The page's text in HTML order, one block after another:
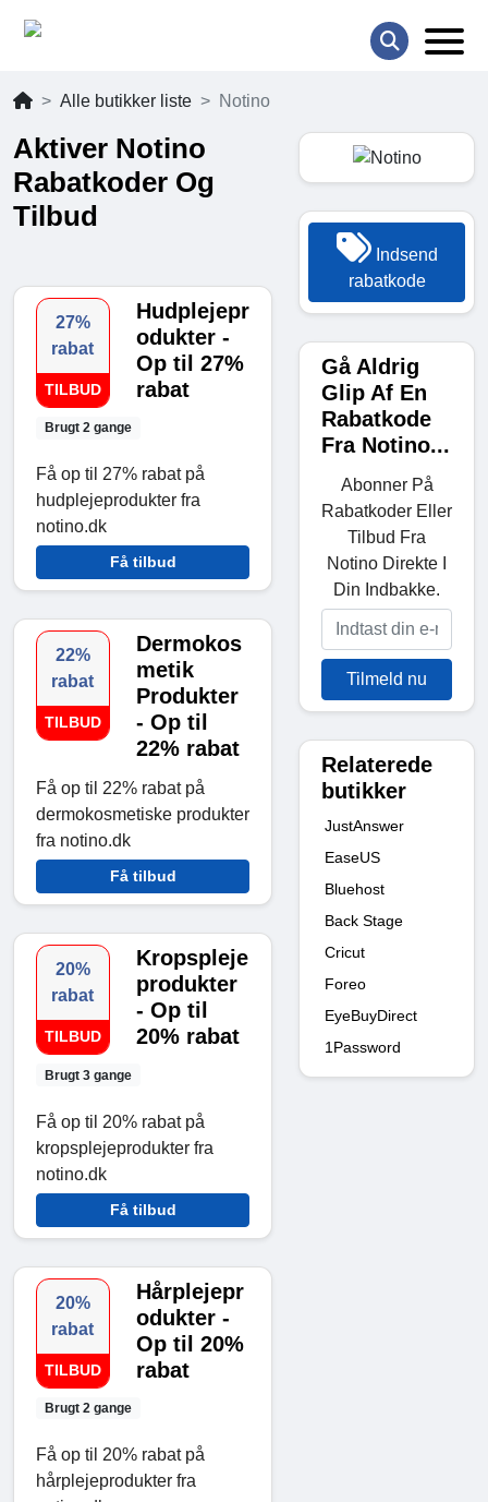
Alle butikker liste Notino
Aktiver Notino
Rabatkoder Og
Tilbud
27%
rabat
TILBUD
Brugt 2 gange
Hudplejepr
odukter -
Op til 27%
rabat
Få op til 27% rabat på
hudplejeprodukter fra
notino.dk
Få tilbud
22%
rabat
TILBUD
Dermokos
metik
Produkter
- Op til
22% rabat
Få op til 22% rabat på
dermokosmetiske produkter
fra notino.dk
Få tilbud
20%
rabat
TILBUD
Brugt 3 gange
Kropspleje
produkter
- Op til
20% rabat
Få op til 20% rabat på
kropsplejeprodukter fra
notino.dk
Få tilbud
20%
rabat
TILBUD
Brugt 2 gange
Hårplejepr
odukter -
Op til 20%
rabat
Få op til 20% rabat på
hårplejeprodukter fra
Indsend
rabatkode
Gå Aldrig
Glip Af En
Rabatkode
Fra Notino...
Abonner På
Rabatkoder Eller
Tilbud Fra
Notino Direkte I
Din Indbakke.
Tilmeld nu
Relaterede
butikker
JustAnswer
EaseUS
Bluehost
Back Stage
Cricut
Foreo
EyeBuyDirect
1Password